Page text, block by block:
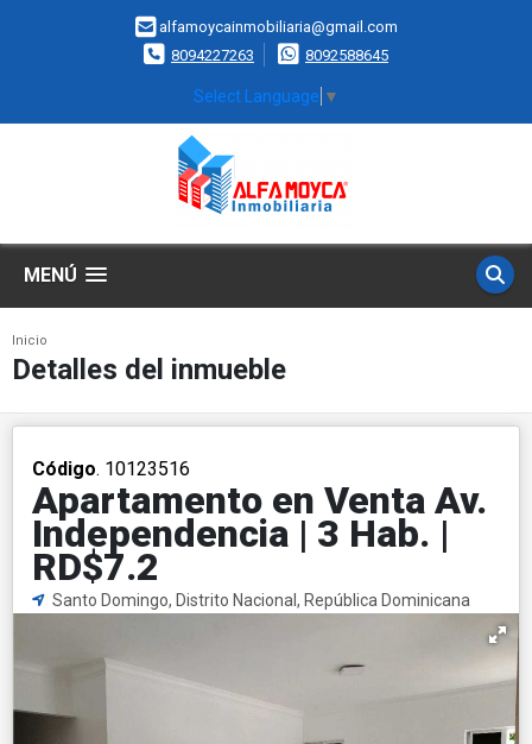
alfamoycainmobiliaria@gmail.com
8094227263
8092588645
Select Language ▼
MENÚ
Inicio
Detalles del inmueble
Código. 10123516
Apartamento en Venta Av.
Independencia | 3 Hab. |
RD$7.2
Santo Domingo, Distrito Nacional, República Dominicana